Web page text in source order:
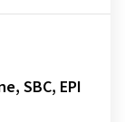
SBC, EPI